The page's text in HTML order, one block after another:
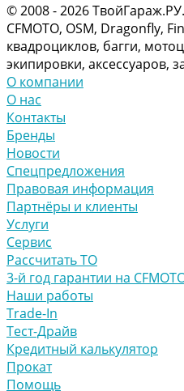
© 2008 - 2026
CFMOTO, OSM, Dragonfly,
квадроциклов, багги,
экипировки, аксессуаров,
О компании
О нас
Контакты
Бренды
Новости
Спецпредложения
Правовая информация
Партнёры и клиенты
Услуги
Сервис
Рассчитать ТО
3-й год гарантии на
Наши работы
Trade-In
Тест-Драйв
Кредитный калькулятор
Прокат
Помощь